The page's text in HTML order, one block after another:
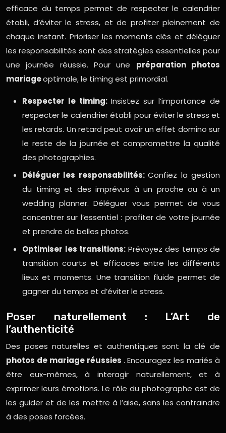
efficace du temps permet de respecter le calendrier
établi, d’éviter le stress, et de profiter pleinement de
chaque instant. Prioriser les moments clés et déléguer
les responsabilités sont des stratégies essentielles pour
une journée réussie. Pour une préparation photos
mariageoptimale, le timing est primordial.
Respecter le timing: Insistez sur l’importance de
respecter le calendrier établi pour éviter le stress et
les retards. Un retard peut avoir un effet domino sur
le reste de la journée et compromettre la qualité
des photographies.
Déléguer les responsabilités:Confiez la gestion
du timing et des imprévus à un proche ou à un
wedding planner. Déléguer vous permet de vous
concentrer sur l’essentiel : profiter de votre journée
et prendre de belles photos.
Optimiser les transitions: Prévoyez des temps de
transition courts et efficaces entre les différents
lieux et moments. Une transition fluide permet de
gagner du temps et d’éviter le stress.
Poser naturellement : L’Art de
l’authenticité
Des poses naturelles et authentiques sont la clé de
photos de mariage réussies . Encouragez les mariés à
être eux-mêmes, à interagir naturellement, et à
exprimer leurs émotions. Le rôle du photographe est de
les guider et de les mettre à l’aise, sans les contraindre
à des poses forcées.